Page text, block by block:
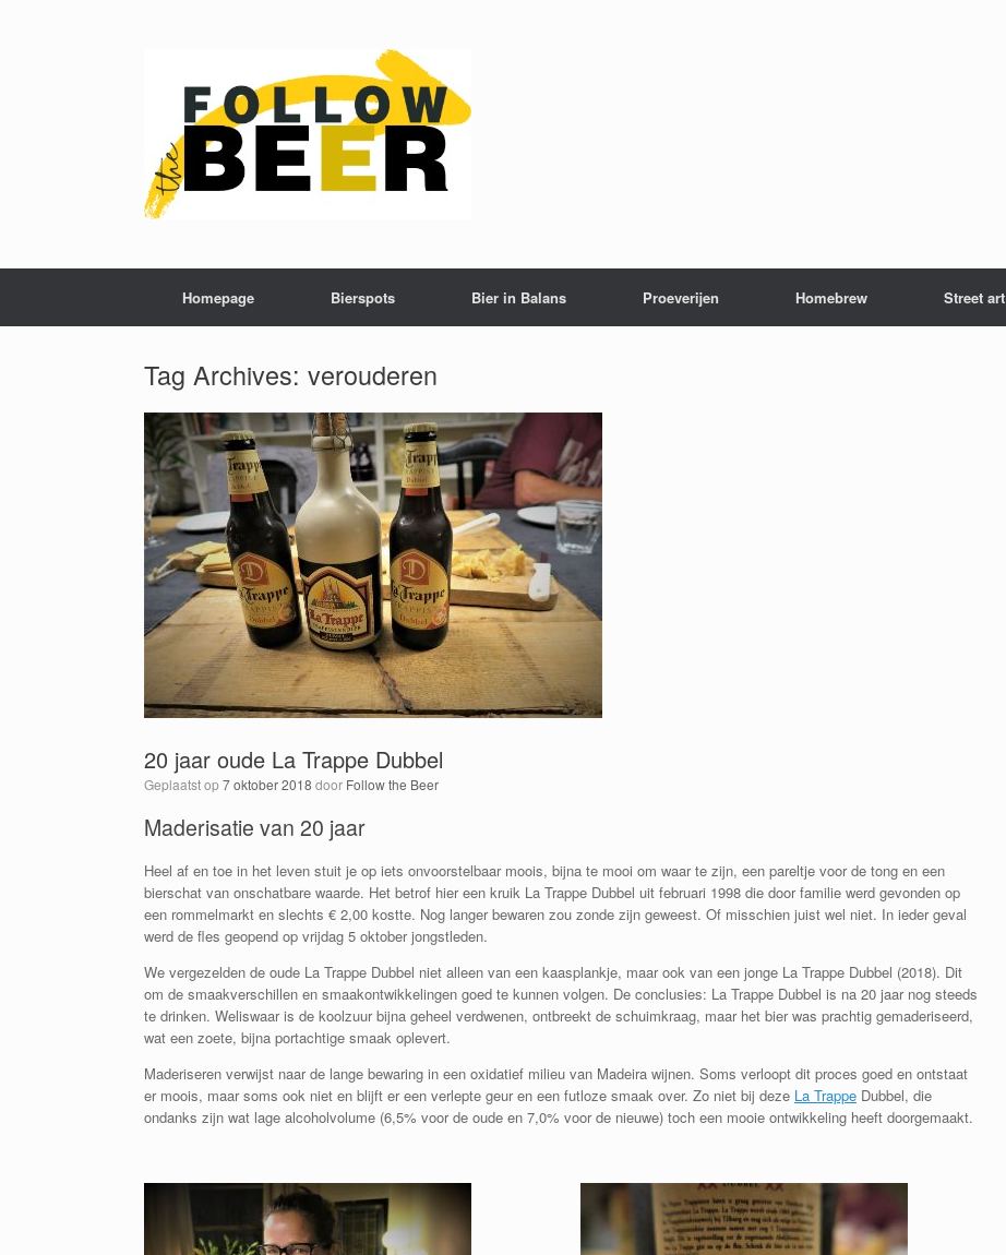
Homepage Bierspots Bier in Balans Proeverijen Homebrew Street art
Tag Archives: verouderen
20 jaar oude La Trappe Dubbel
Geplaatst op7 oktober 2018 door Follow the Beer
Maderisatie van 20 jaar
Heel af en toe in het leven stuit je op iets onvoorstelbaar moois, bijna te mooi om waar te zijn, een pareltje voor de tong en een
bierschat van onschatbare waarde. Het betrof hier een kruik La Trappe Dubbel uit februari 1998 die door familie werd gevonden op
een rommelmarkt en slechts € 2,00 kostte. Nog langer bewaren zou zonde zijn geweest. Of misschien juist wel niet. In ieder geval
werd de fles geopend op vrijdag 5 oktober jongstleden.
We vergezelden de oude La Trappe Dubbel niet alleen van een kaasplankje, maar ook van een jonge La Trappe Dubbel (2018). Dit
om de smaakverschillen en smaakontwikkelingen goed te kunnen volgen. De conclusies: La Trappe Dubbel is na 20 jaar nog steeds
te drinken. Weliswaar is de koolzuur bijna geheel verdwenen, ontbreekt de schuimkraag, maar het bier was prachtig gemaderiseerd,
wat een zoete, bijna portachtige smaak oplevert.
Maderiseren verwijst naar de lange bewaring in een oxidatief milieu van Madeira wijnen. Soms verloopt dit proces goed en ontstaat
er moois, maar soms ook niet en blijft er een verlepte geur en een futloze smaak over. Zo niet bij deze La Trappe Dubbel, die
ondanks zijn wat lage alcoholvolume (6,5% voor de oude en 7,0% voor de nieuwe) toch een mooie ontwikkeling heeft doorgemaakt.